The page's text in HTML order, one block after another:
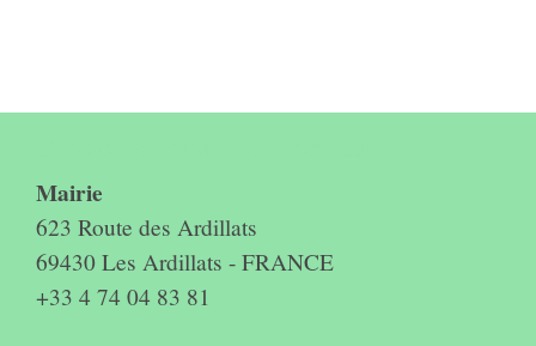
Mairie
623 Route des Ardillats
69430 Les Ardillats - FRANCE
+33 4 74 04 83 81